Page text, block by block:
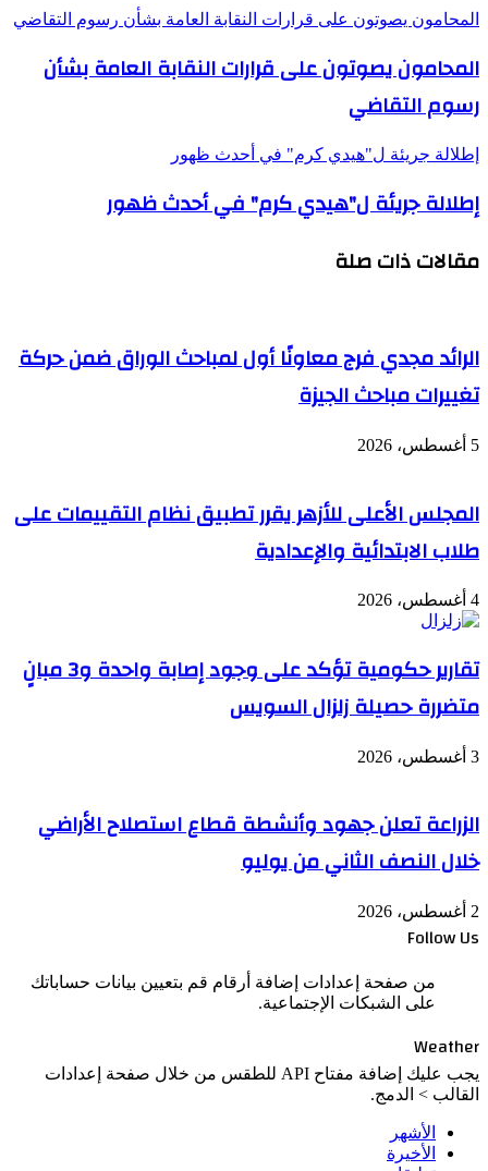
المحامون يصوتون على قرارات النقابة العامة بشأن رسوم التقاضي
المحامون يصوتون على قرارات النقابة العامة بشأن
رسوم التقاضي
إطلالة جريئة ل"هيدي كرم" في أحدث ظهور
إطلالة جريئة ل"هيدي كرم" في أحدث ظهور
مقالات ذات صلة
الرائد مجدي فرج معاونًا أول لمباحث الوراق ضمن حركة
تغييرات مباحث الجيزة
5 أغسطس، 2026
المجلس الأعلى للأزهر يقرر تطبيق نظام التقييمات على
طلاب الابتدائية والإعدادية
4 أغسطس، 2026
تقارير حكومية تؤكد على وجود إصابة واحدة و3 مبانٍ
متضررة حصيلة زلزال السويس
3 أغسطس، 2026
الزراعة تعلن جهود وأنشطة قطاع استصلاح الأراضي
خلال النصف الثاني من يوليو
2 أغسطس، 2026
Follow Us
من صفحة إعدادات إضافة أرقام قم بتعيين بيانات حساباتك
على الشبكات الإجتماعية.
Weather
يجب عليك إضافة مفتاح API للطقس من خلال صفحة إعدادات
القالب > الدمج.
الأشهر
الأخيرة